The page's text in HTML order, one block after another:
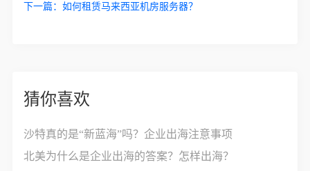
下一篇：如何租赁马来西亚机房服务器？
猜你喜欢
沙特真的是“新蓝海”吗？企业出海注意事项
北美为什么是企业出海的答案？怎样出海？